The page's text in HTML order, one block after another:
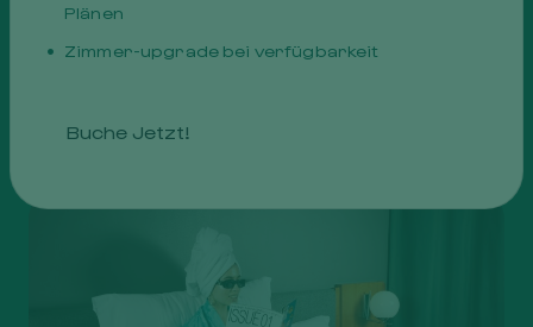
Genießen Sie einen wunderbaren Aufenthalt
in Valencia dank des Komforts unserer
Plänen
Zimmer-upgrade bei verfügbarkeit
Buche Jetzt!